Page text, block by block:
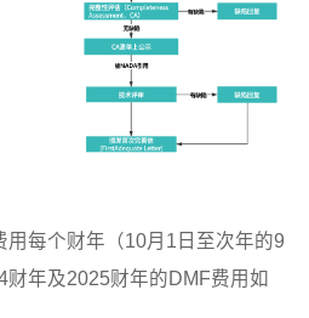
用每个财年（10月1日至次年的9
财年及2025财年的DMF费用如